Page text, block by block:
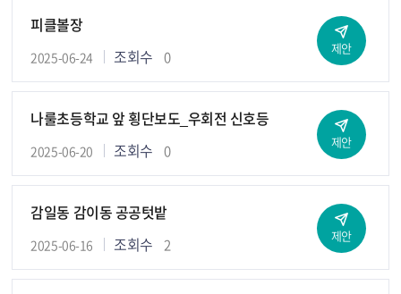
제안
피클볼장
2025-06-24 조회수 0
제안
나룰초등학교 앞 횡단보도_우회전 신호등
2025-06-20 조회수 0
제안
감일동 감이동 공공텃밭
2025-06-16 조회수 2